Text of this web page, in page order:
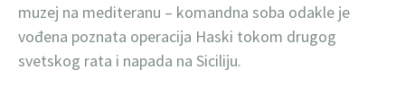
muzej na mediteranu – komandna soba odakle je
vođena poznata operacija Haski tokom drugog
svetskog rata i napada na Siciliju.